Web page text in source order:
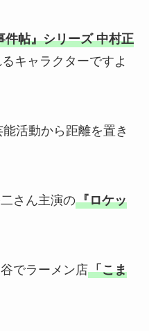
件帖』シリーズ 中村正
キャラクターですよ
活動から距離を置き
さん主演の『ロケッ
でラーメン店「こま